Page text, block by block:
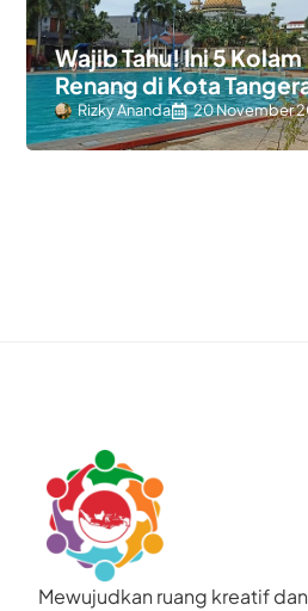
Wajib Tahu! Ini 5 Kolam
Renang di Kota
yang Populer
Rizky Ananda 20 November
Mewujudkan ruang kreatif